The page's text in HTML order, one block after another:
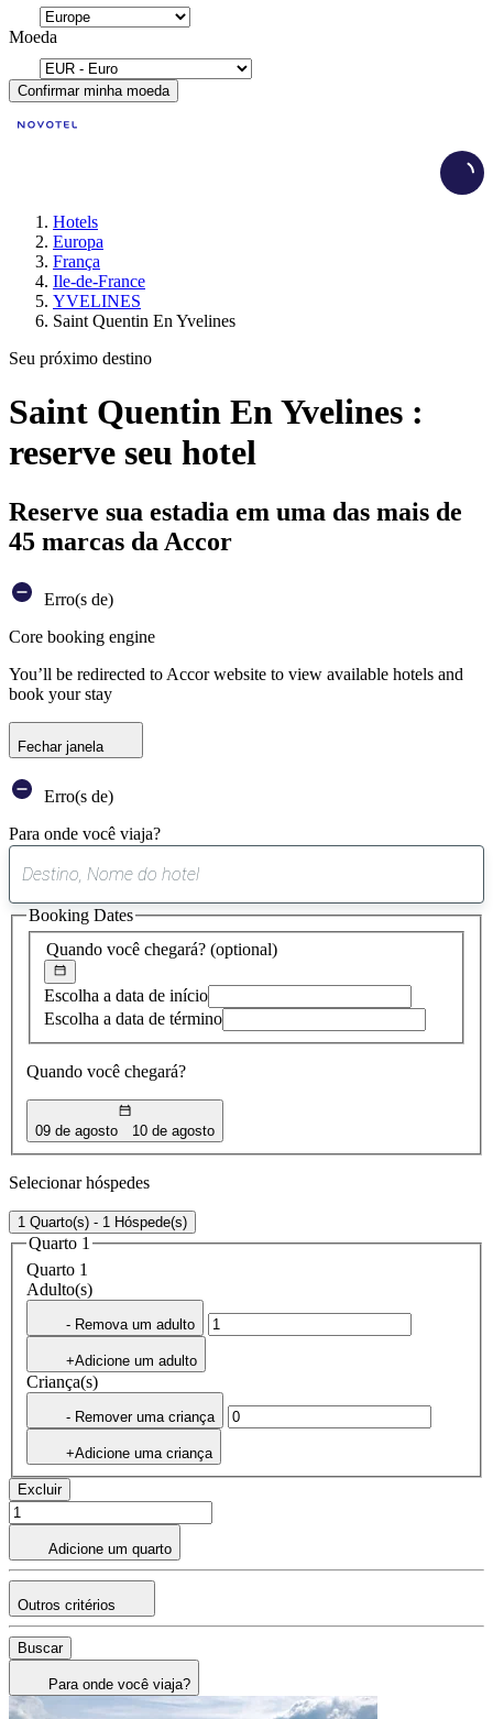
Moeda
Confirmar minha moeda
Hotels
Europa
França
Ile-de-France
YVELINES
Saint Quentin En Yvelines
Seu próximo destino
Saint Quentin En Yvelines :
reserve seu hotel
Reserve sua estadia em uma das mais de
45 marcas da Accor
Erro(s de)
Core booking engine
You’ll be redirected to Accor website to view available hotels and
book your stay
Fechar janela
Erro(s de)
Para onde você viaja?
sugestão
encontrada
Quando você chegará? (optional)
Escolha a data de início
Escolha a data de término
Quando você chegará?
09 de agosto 10 de agosto
Booking Dates
Selecionar hóspedes
1 Quarto(s) - 1 Hóspede(s)
Quarto 1
Quarto 1
Adulto(s)
- Remova um adulto
+Adicione um adulto
Criança(s)
- Remover uma criança
+Adicione uma criança
Excluir
Adicione um quarto
Outros critérios
Buscar
Para onde você viaja?